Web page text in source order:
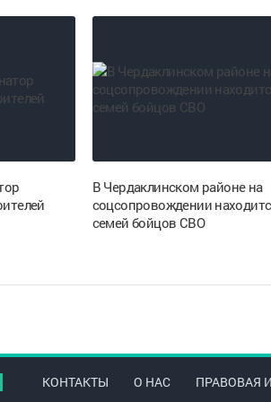
В Чердаклинском районе на
соцсопровождении
семей бойцов СВО
КОНТАКТЫ О НАС ПРАВОВАЯ